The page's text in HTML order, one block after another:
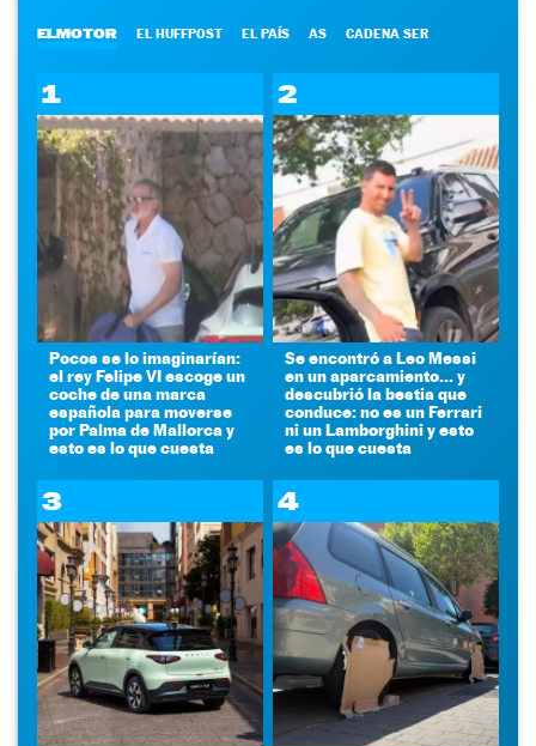
ELMOTOR EL HUFFPOST EL PAÍS AS CADENA SER
1
Pocos se lo imaginarían:
el rey Felipe VI escoge un
coche de una marca
española para moverse
por Palma de Mallorca y
esto es lo que cuesta
2
Se encontró a Leo Messi
en un aparcamiento... y
descubrió la bestia que
conduce: no es un Ferrari
ni un Lamborghini y esto
es lo que cuesta
3 4